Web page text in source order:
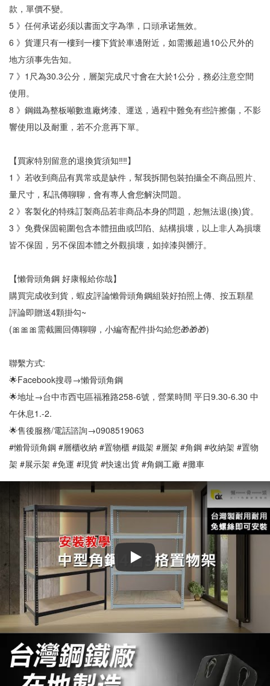
款，單價不變。
5 》任何承诺必须以書面文字為準，口頭承诺無效。
6 》貨運只有一樓到一樓下貨於車邊附近，如需搬超過10公尺外的
地方須事先告知。
7 》1尺為30.3公分，層架完成尺寸會在大於1公分，務必注意空間
使用。
8 》鋼鐵為整板噸數進廠烤漆、運送，過程中難免有些許擦傷，不影
響使用以及耐重，若不介意再下單。
【買家特別留意的退換貨須知‼‼】
1 》若收到商品有異常或是缺件，幫我拆開包裝拍攝全不商品照片、
量尺寸，私訊傳聊聊，會有專人會您解決問題。
2 》客製化的特殊訂製商品若非商品本身的問題，恕無法退(換)貨。
3 》免費保固範圍包含本體扭曲或凹陷、結構損壞，以上非人為損壞
皆不保固，另不保固本體之外觀損壞，如掉漆與髒汙。
【懶骨頭角鋼 好康報給你哉】
購買完成收到貨，蝦皮評論懶骨頭角鋼組裝好拍照上傳、按五顆星
評論即贈送4顆掛勾~
(🎀🎀🎀需截圖回傳聊聊，小編寄配件掛勾給您🎁🎁🎁)
聯繫方式:
🌟Facebook搜尋→懶骨頭角鋼
🌟地址→台中市西屯區福雅路258-6號，營業時間 平日9.30-6.30 中
午休息1.-2.
🌟售後服務/電話諮詢→0908519063
#懶骨頭角鋼 #層櫃收納 #置物櫃 #鐵架 #層架 #角鋼 #收納架 #置物
架 #展示架 #免運 #現貨 #快速出貨 #角鋼工廠 #攤車
Play